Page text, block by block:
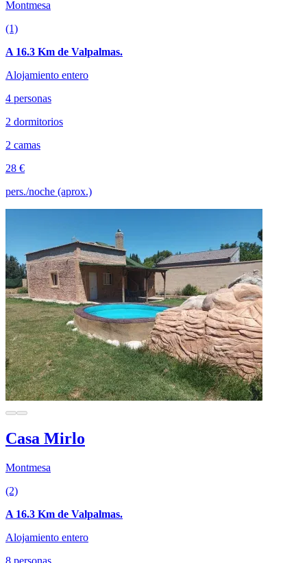
Montmesa
(1)
A 16.3 Km de Valpalmas.
Alojamiento entero
4 personas
2 dormitorios
2 camas
28 €
pers./noche (aprox.)
Casa Mirlo
Montmesa
(2)
A 16.3 Km de Valpalmas.
Alojamiento entero